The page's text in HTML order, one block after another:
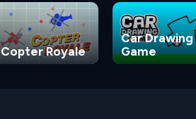
Copter Royale
Car Drawing
Game